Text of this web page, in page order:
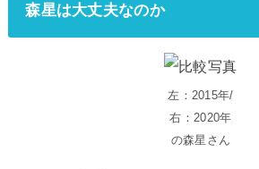
森星は大丈夫なのか
左：2015年/
右：2020年
の森星さん